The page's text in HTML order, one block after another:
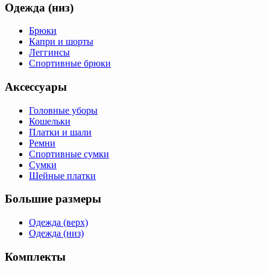
Одежда (низ)
Брюки
Капри и шорты
Леггинсы
Спортивные брюки
Аксессуары
Головные уборы
Кошельки
Платки и шали
Ремни
Спортивные сумки
Сумки
Шейные платки
Большие размеры
Одежда (верх)
Одежда (низ)
Комплекты